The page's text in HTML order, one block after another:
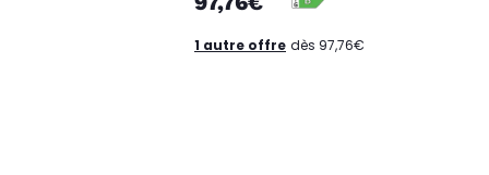
1 autre offre dès 97,76€